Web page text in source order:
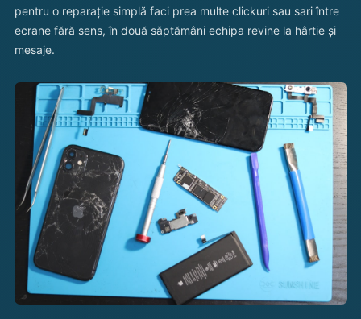
pentru o reparație simplă faci prea multe clickuri sau sari între
ecrane fără sens, în două săptămâni echipa revine la hârtie și
mesaje.